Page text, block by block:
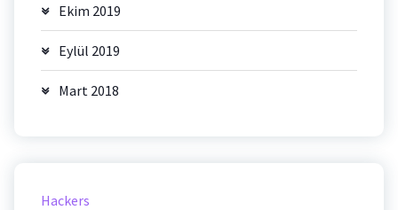
Ekim 2019
Eylül 2019
Mart 2018
Hackers